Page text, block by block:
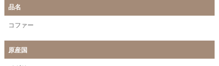
品名
コファー
原産国